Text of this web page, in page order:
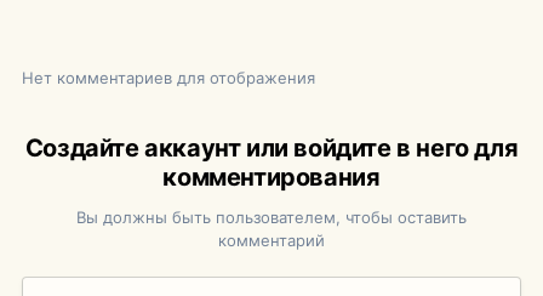
Нет комментариев для отображения
Создайте аккаунт или войдите в него для
комментирования
Вы должны быть пользователем, чтобы оставить
комментарий